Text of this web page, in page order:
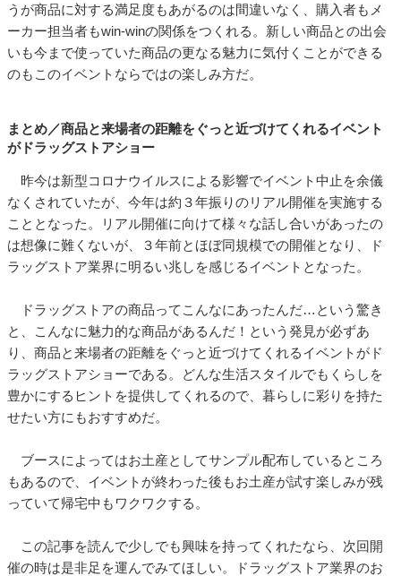
うが商品に対する満足度もあがるのは間違いなく、購入者もメ
ーカー担当者もwin-winの関係をつくれる。新しい商品との出会
いも今まで使っていた商品の更なる魅力に気付くことができる
のもこのイベントならではの楽しみ方だ。
まとめ／商品と来場者の距離をぐっと近づけてくれるイベント
がドラッグストアショー
昨今は新型コロナウイルスによる影響でイベント中止を余儀
なくされていたが、今年は約３年振りのリアル開催を実施する
こととなった。リアル開催に向けて様々な話し合いがあったの
は想像に難くないが、３年前とほぼ同規模での開催となり、ド
ラッグストア業界に明るい兆しを感じるイベントとなった。
ドラッグストアの商品ってこんなにあったんだ…という驚き
と、こんなに魅力的な商品があるんだ！という発見が必ずあ
り、商品と来場者の距離をぐっと近づけてくれるイベントがド
ラッグストアショーである。どんな生活スタイルでもくらしを
豊かにするヒントを提供してくれるので、暮らしに彩りを持た
せたい方にもおすすめだ。
ブースによってはお土産としてサンプル配布しているところ
もあるので、イベントが終わった後もお土産が試す楽しみが残
っていて帰宅中もワクワクする。
この記事を読んで少しでも興味を持ってくれたなら、次回開
催の時は是非足を運んでみてほしい。ドラッグストア業界のお